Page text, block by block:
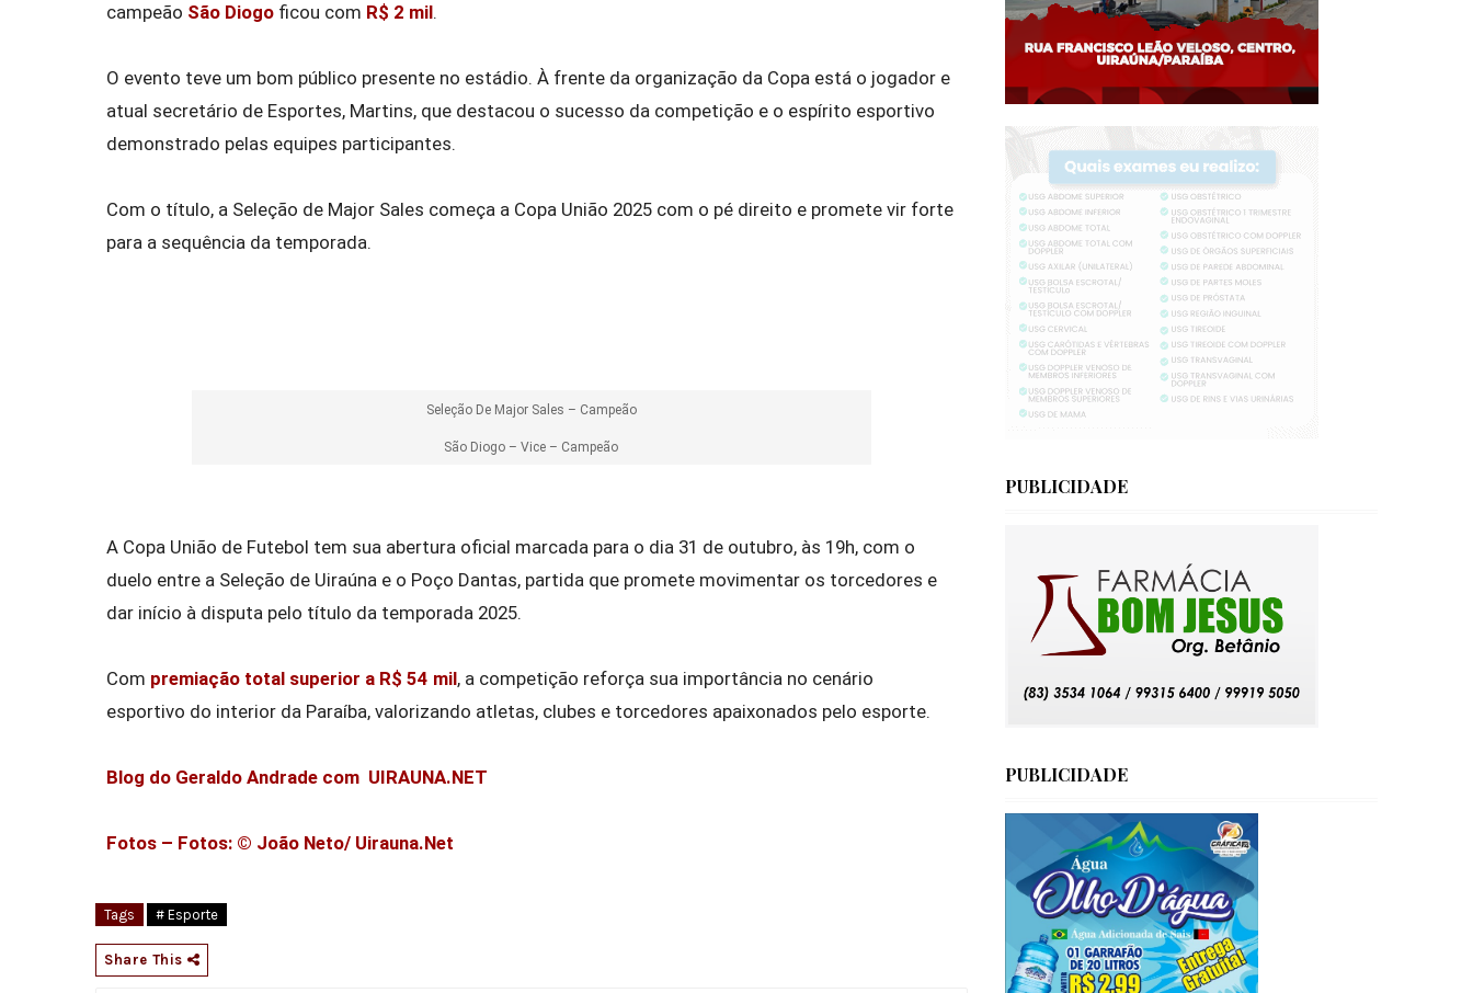
campeão São Diogo ficou com R$ 2 mil.
O evento teve um bom público presente no estádio. À frente da organização da Copa está o jogador e
atual secretário de Esportes, Martins, que destacou o sucesso da competição e o espírito esportivo
demonstrado pelas equipes participantes.
Com o título, a Seleção de Major Sales começa a Copa União 2025 com o pé direito e promete vir forte
para a sequência da temporada.
Seleção De Major Sales – Campeão
São Diogo – Vice – Campeão
A Copa União de Futebol tem sua abertura oficial marcada para o dia 31 de outubro, às 19h, com o
duelo entre a Seleção de Uiraúna e o Poço Dantas, partida que promete movimentar os torcedores e
dar início à disputa pelo título da temporada 2025.
Com premiação total superior a R$ 54 mil, a competição reforça sua importância no cenário
esportivo do interior da Paraíba, valorizando atletas, clubes e torcedores apaixonados pelo esporte.
Blog do Geraldo Andrade com UIRAUNA.NET
Fotos – Fotos: © João Neto/ Uirauna.Net
Tags # Esporte
Share This
PUBLICIDADE
PUBLICIDADE